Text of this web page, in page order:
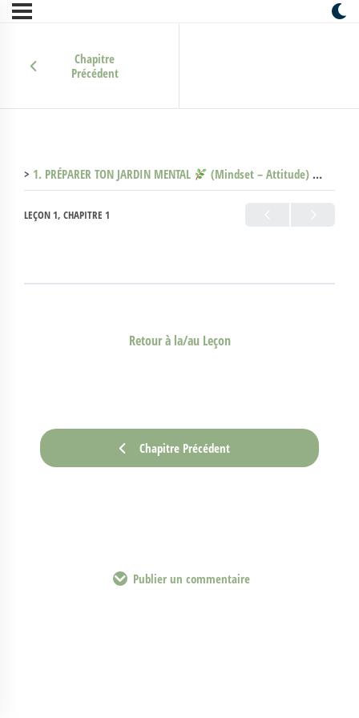
Chapitre
Précédent
1. PRÉPARER TON JARDIN MENTAL (Mindset – Attitude) 1.10 Si
LEÇON 1, CHAPITRE 1
Chapitre Précédent
Retour à la/au Leçon
Publier un commentaire